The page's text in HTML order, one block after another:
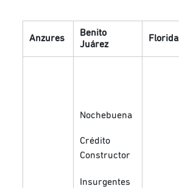
Anzures
Benito
Juárez
Florida
Nochebuena
Crédito
Constructor
Insurgentes